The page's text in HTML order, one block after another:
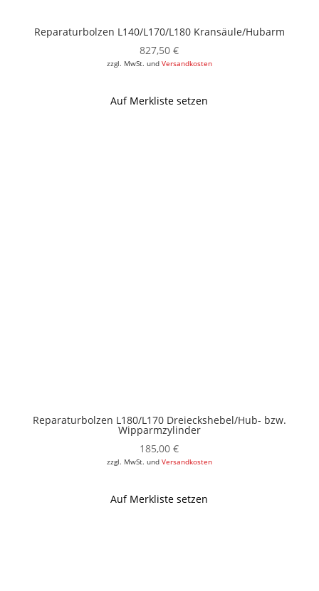
Reparaturbolzen L140/L170/L180 Kransäule/Hubarm
827,50€
zzgl. MwSt. und Versandkosten
Auf Merkliste setzen
Reparaturbolzen L180/L170 Dreieckshebel/Hub- bzw.
Wipparmzylinder
185,00€
zzgl. MwSt. und Versandkosten
Auf Merkliste setzen